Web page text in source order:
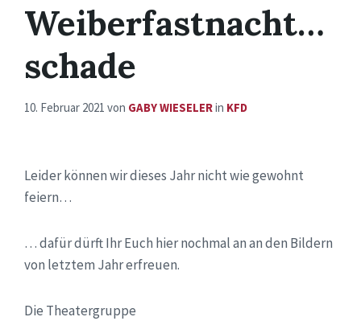
Weiberfastnacht…
schade
10. Februar 2021 von GABY WIESELERin KFD
Leider können wir dieses Jahr nicht wie gewohnt
feiern…
… dafür dürft Ihr Euch hier nochmal an an den Bildern
von letztem Jahr erfreuen.
Die Theatergruppe